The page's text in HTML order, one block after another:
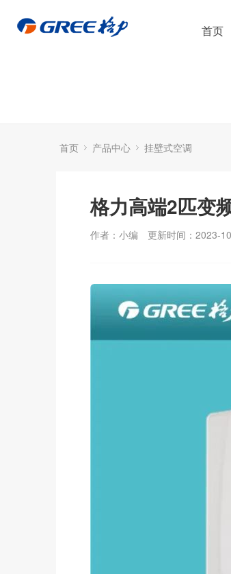
首页
首页 产品中心 挂壁式空调
格力高端2匹变
作者：小编 更新时间：2023-